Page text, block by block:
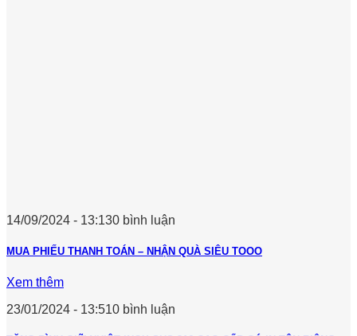
14/09/2024 - 13:130 bình luận
MUA PHIẾU THANH TOÁN – NHẬN QUÀ SIÊU TOOO
Xem thêm
23/01/2024 - 13:510 bình luận